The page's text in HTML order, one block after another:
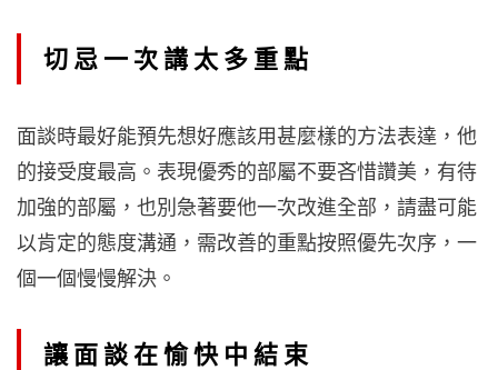
切忌一次講太多重點
面談時最好能預先想好應該用甚麼樣的方法表達，他
的接受度最高。表現優秀的部屬不要吝惜讚美，有待
加強的部屬，也別急著要他一次改進全部，請盡可能
以肯定的態度溝通，需改善的重點按照優先次序，一
個一個慢慢解決。
讓面談在愉快中結束